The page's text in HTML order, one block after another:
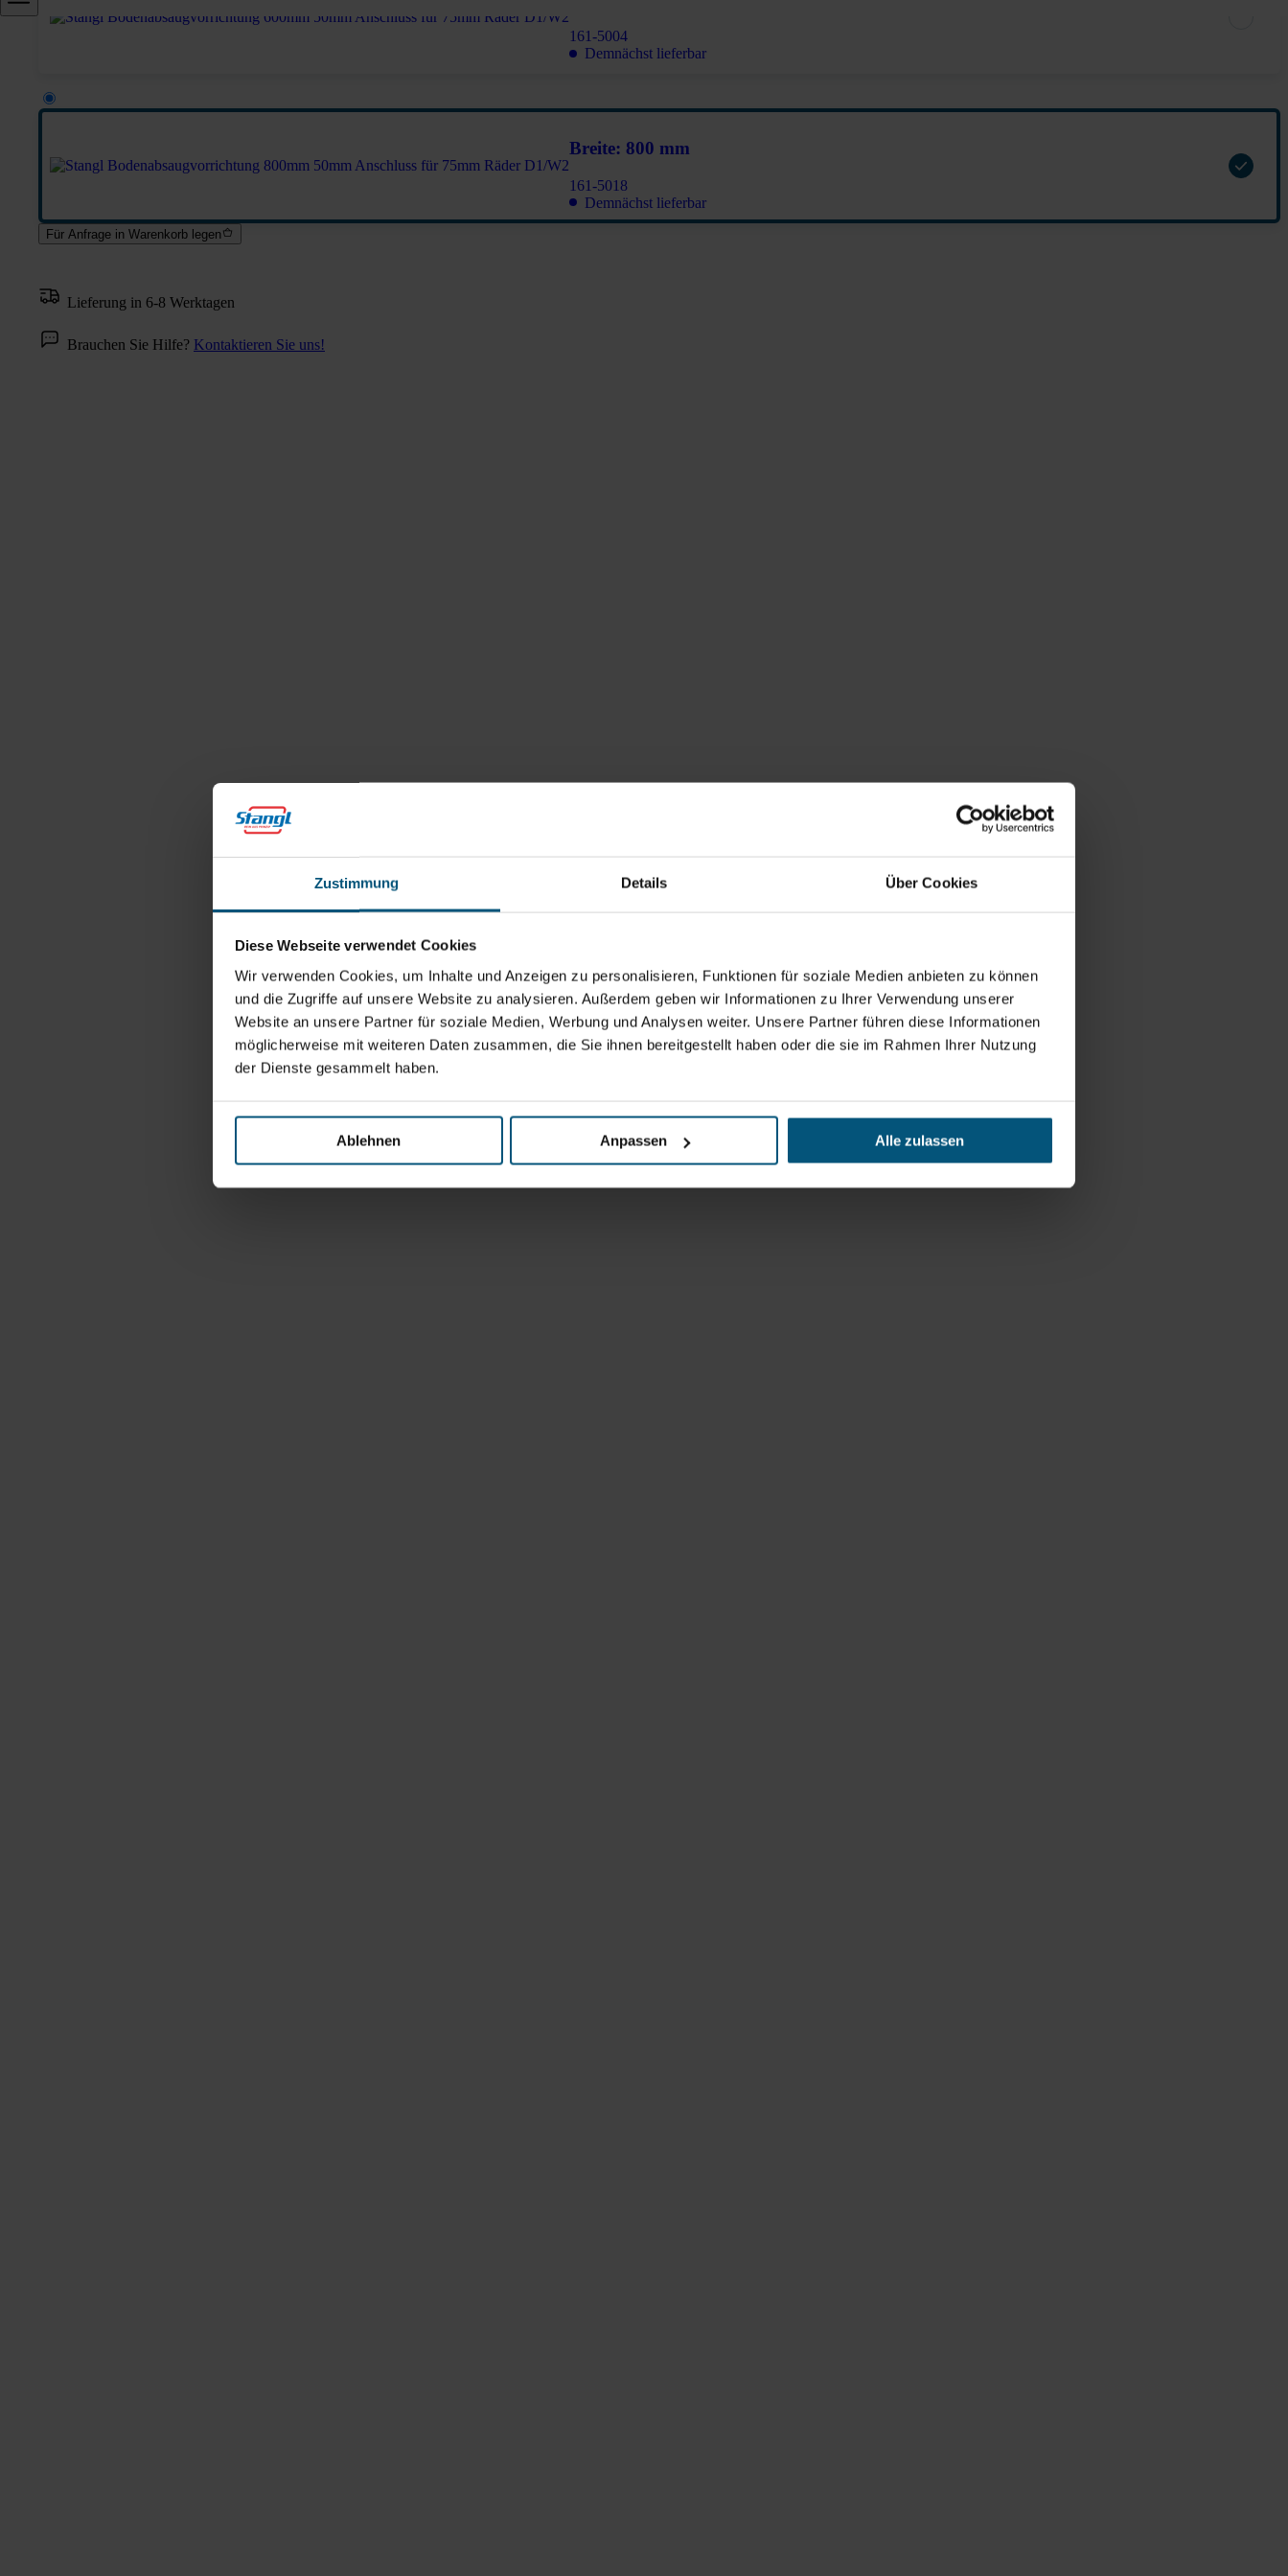
Zustimmung Details Über Cookies
Diese Webseite verwendet Cookies
Wir verwenden Cookies, um Inhalte und Anzeigen zu personalisieren, Funktionen für soziale Medien anbieten zu können
und die Zugriffe auf unsere Website zu analysieren. Außerdem geben wir Informationen zu Ihrer Verwendung unserer
Website an unsere Partner für soziale Medien, Werbung und Analysen weiter. Unsere Partner führen diese Informationen
möglicherweise mit weiteren Daten zusammen, die Sie ihnen bereitgestellt haben oder die sie im Rahmen Ihrer Nutzung
der Dienste gesammelt haben.
Ablehnen Anpassen Alle zulassen
161-5004
Demnächst lieferbar
Breite: 800 mm
161-5018
Demnächst lieferbar
Für Anfrage in Warenkorb legen
Lieferung in 6-8 Werktagen
Brauchen Sie Hilfe? Kontaktieren Sie uns!